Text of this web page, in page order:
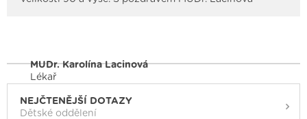
MUDr. Karolína Lacinová
Lékař
NEJČTENĚJŠÍ DOTAZY
Dětské oddělení